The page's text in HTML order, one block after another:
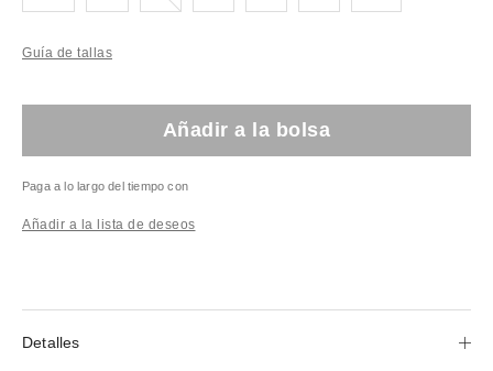
Guía de tallas
Añadir a la bolsa
Paga a lo largo del tiempo con
Añadir a la lista de deseos
Detalles